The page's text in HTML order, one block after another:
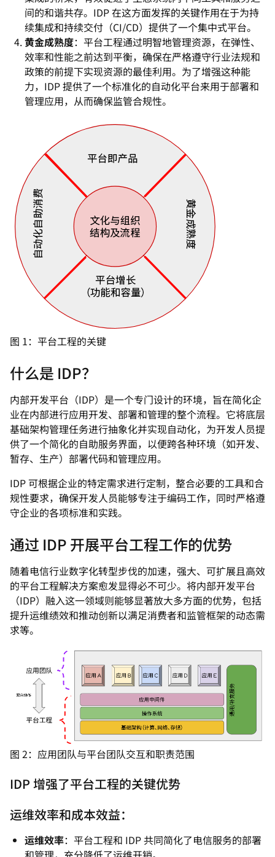
间的和谐共存。IDP 在这方面发挥的关键作用在于为持
续集成和持续交付（CI/CD）提供了一个集中式平台。
黄金成熟度：平台工程通过明智地管理资源，在弹性、
效率和性能之前达到平衡，确保在严格遵守行业法规和
政策的前提下实现资源的最佳利用。为了增强这种能
力，IDP 提供了一个标准化的自动化平台来用于部署和
管理应用，从而确保监管合规性。
图 1：平台工程的关键
什么是 IDP？
内部开发平台（IDP）是一个专门设计的环境，旨在简化企
业在内部进行应用开发、部署和管理的整个流程。它将底层
基础架构管理任务进行抽象化并实现自动化，为开发人员提
供了一个简化的自助服务界面，以便跨各种环境（如开发、
暂存、生产）部署代码和管理应用。
IDP 可根据企业的特定需求进行定制，整合必要的工具和合
规性要求，确保开发人员能够专注于编码工作，同时严格遵
守企业的各项标准和实践。
通过 IDP 开展平台工程工作的优势
随着电信行业数字化转型步伐的加速，强大、可扩展且高效
的平台工程解决方案愈发显得必不可少。将内部开发平台
（IDP）融入这一领域则能够显著放大多方面的优势，包括
提升运维绩效和推动创新以满足消费者和监管框架的动态需
求等。
图 2：应用团队与平台团队交互和职责范围
IDP 增强了平台工程的关键优势
运维效率和成本效益：
运维效率：平台工程和 IDP 共同简化了电信服务的部署